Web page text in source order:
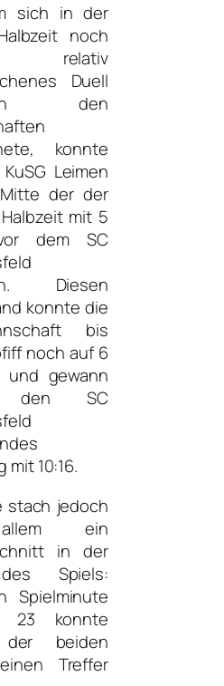
sich in der
noch
Duell
den
konnte
Leimen
der der
mit 5
dem SC
Diesen
konnte die
bis
noch auf 6
und gewann
den SC
10:16.
stach jedoch
ein
in der
Spiels:
Spielminute
23 konnte
beiden
Treffer